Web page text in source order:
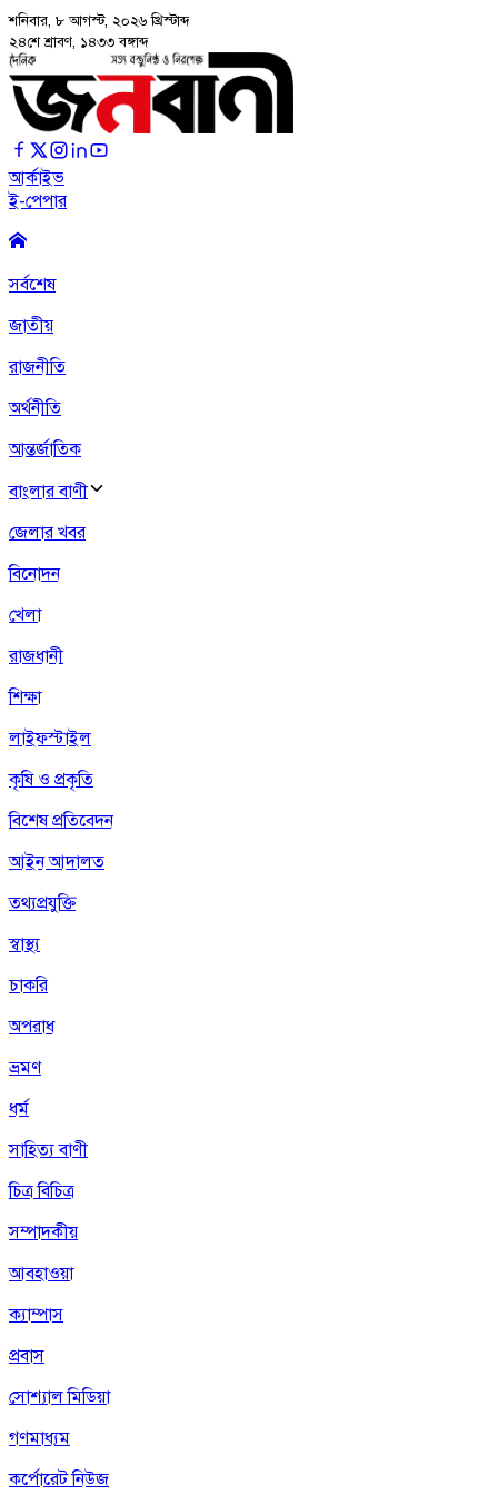
শনিবার, ৮ আগস্ট, ২০২৬ খ্রিস্টাব্দ
২৪শে শ্রাবণ, ১৪৩৩ বঙ্গাব্দ
আর্কাইভ
ই-পেপার
সর্বশেষ
জাতীয়
রাজনীতি
অর্থনীতি
আন্তর্জাতিক
বাংলার বাণী
জেলার খবর
বিনোদন
খেলা
রাজধানী
শিক্ষা
লাইফস্টাইল
কৃষি ও প্রকৃতি
বিশেষ প্রতিবেদন
আইন আদালত
তথ্যপ্রযুক্তি
স্বাস্থ্য
চাকরি
অপরাধ
ভ্রমণ
ধর্ম
সাহিত্য বাণী
চিত্র বিচিত্র
সম্পাদকীয়
আবহাওয়া
ক্যাম্পাস
প্রবাস
সোশ্যাল মিডিয়া
গণমাধ্যম
কর্পোরেট নিউজ